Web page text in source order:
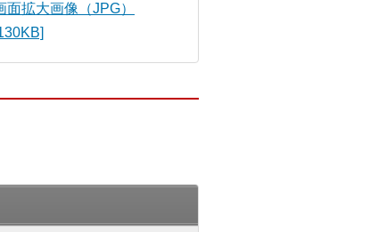
面拡大画像（JPG）